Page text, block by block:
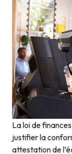
La loi de
justifier la
attestation de